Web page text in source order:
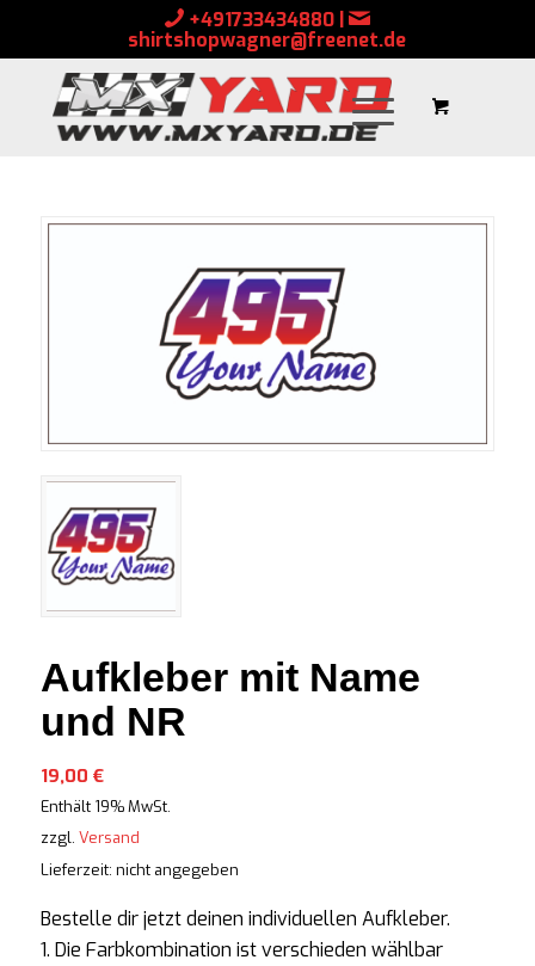
+491733434880|
shirtshopwagner@freenet.de
Aufkleber mit Name
und NR
19,00 €
Enthält 19% MwSt.
zzgl. Versand
Lieferzeit: nicht angegeben
Bestelle dir jetzt deinen individuellen Aufkleber.
1. Die Farbkombination ist verschieden wählbar